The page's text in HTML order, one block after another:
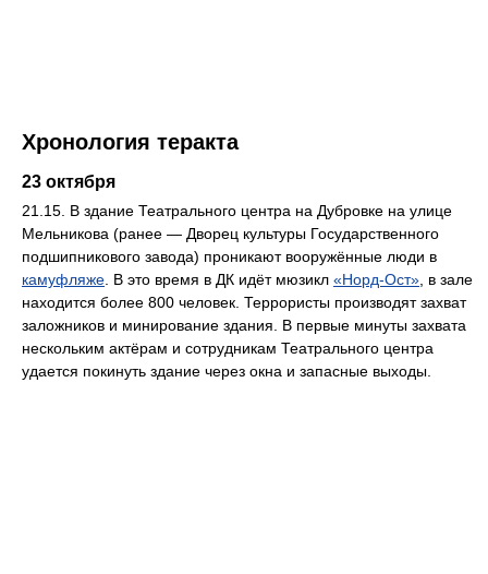
Хронология теракта
23 октября
21.15. В здание Театрального центра на Дубровке на улице
Мельникова (ранее — Дворец культуры Государственного
подшипникового завода) проникают вооружённые люди в
камуфляже. В это время в ДК идёт мюзикл «Норд-Ост», в зале
находится более 800 человек. Террористы производят захват
заложников и минирование здания. В первые минуты захвата
нескольким актёрам и сотрудникам Театрального центра
удается покинуть здание через окна и запасные выходы.